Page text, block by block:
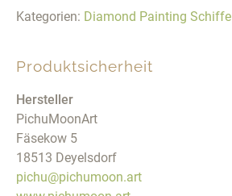
Kategorien: Diamond Painting Schiffe
Produktsicherheit
Hersteller
PichuMoonArt
Fäsekow 5
18513 Deyelsdorf
pichu@pichumoon.art